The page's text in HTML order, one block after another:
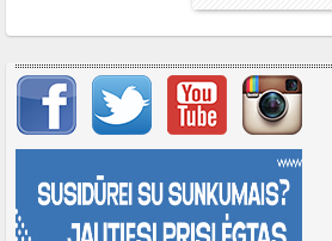
Svarbių įrašų meniu